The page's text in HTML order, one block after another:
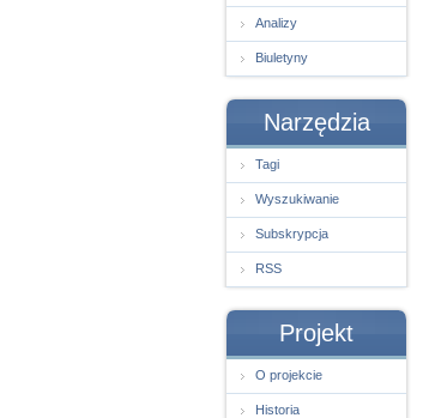
Analizy
Biuletyny
Narzędzia
Tagi
Wyszukiwanie
Subskrypcja
RSS
Projekt
O projekcie
Historia